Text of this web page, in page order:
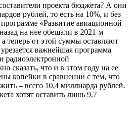
проекта бюджета? А они
рублей, то есть на 10%, и без
«Развитие авиационной
на нее обещали в 2021-м
теперь от этой суммы оставляют
важнейшая программа
радиоэлектронной
сказать, что и в этом году на ее
копейки в сравнении с тем, что
– всего 10,4 миллиарда рублей.
хотят оставить лишь 9,7